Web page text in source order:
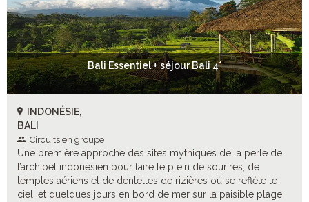
Bali Essentiel + séjour Bali 4*
INDONÉSIE,
BALI
Circuits en groupe
Une première approche des sites mythiques de la perle de
l’archipel indonésien pour faire le plein de sourires, de
temples aériens et de dentelles de rizières où se reflète le
ciel, et quelques jours en bord de mer sur la paisible plage